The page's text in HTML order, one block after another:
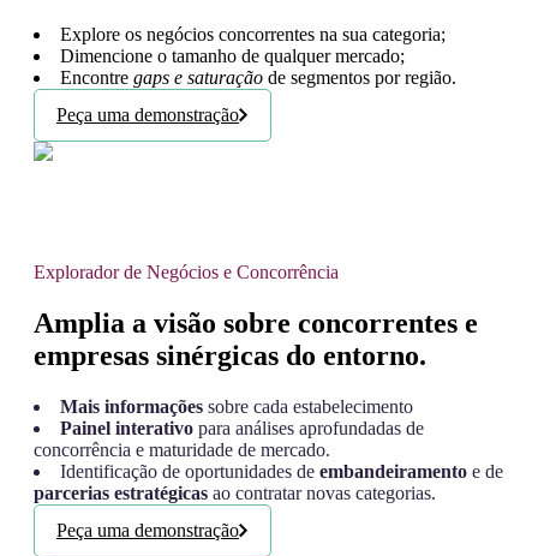
Explore os negócios concorrentes na sua categoria;
Dimencione o tamanho de qualquer mercado;
Encontre gaps e saturação de segmentos por região.
Peça uma demonstração
Explorador de Negócios e Concorrência
Amplia a visão sobre concorrentes e
empresas sinérgicas do entorno.
Mais informações sobre cada estabelecimento
Painel interativo para análises aprofundadas de
concorrência e maturidade de mercado.
Identificação de oportunidades de embandeiramento e de
parcerias estratégicas ao contratar novas categorias.
Peça uma demonstração